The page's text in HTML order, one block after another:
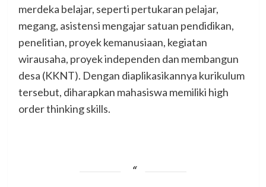
merdeka belajar, seperti pertukaran pelajar,
megang, asistensi mengajar satuan pendidikan,
penelitian, proyek kemanusiaan, kegiatan
wirausaha, proyek independen dan membangun
desa (KKNT). Dengan diaplikasikannya kurikulum
tersebut, diharapkan mahasiswa memiliki high
order thinking skills.